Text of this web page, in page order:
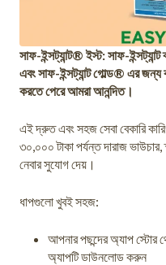
সাফ-ইন্সট্যান্ট® ইস্ট: সাফ-
এবং সাফ-ইন্সট্যান্ট গোল্ড® এর জন্য
করতে পেরে আমরা আনন্দিত।
এই দ্রুত এবং সহজ সেবা বেকারি
৩০,০০০ টাকা পর্যন্ত দারাজ
নেবার সুযোগ দেয়।
ধাপগুলো খুবই সহজ:
আপনার পছন্দের অ্যাপ
অ্যাপটি ডাউনলোড করুন